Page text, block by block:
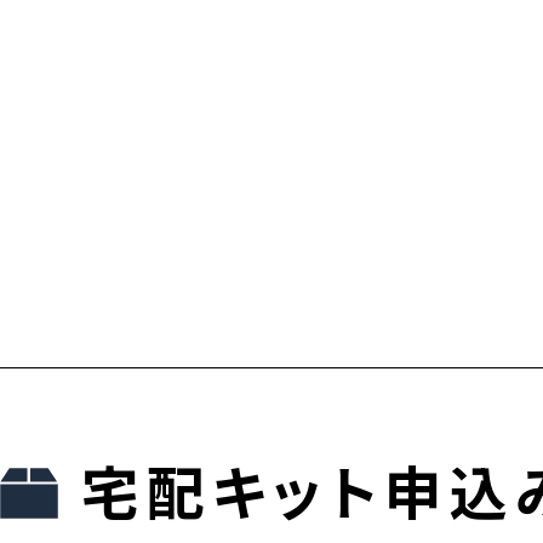
宅配キット申込